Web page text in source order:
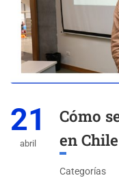
21
abril
Cómo
en Chile
Categorías